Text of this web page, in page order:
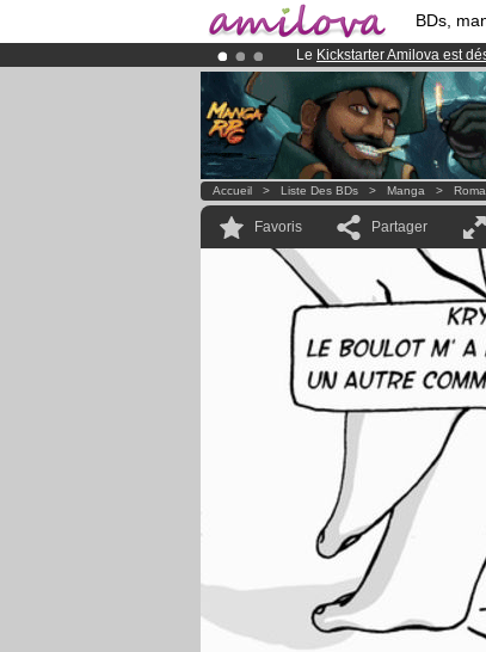
BDs,
Le Kickstarter Amilova est
Abonnement premium: à
Déjà 134393membreset
Accueil > Liste Des BDs > Manga >
Favoris Partager